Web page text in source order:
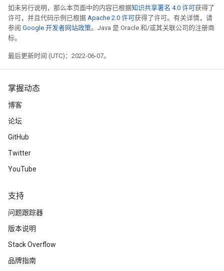
如未另行说明，那么本页面中的内容已根据知识共享署名 4.0 许可获得了
许可，并且代码示例已根据 Apache 2.0 许可获得了许可。有关详情，请
参阅 Google 开发者网站政策。Java 是 Oracle 和/或其关联公司的注册商
标。
最后更新时间 (UTC)：2022-06-07。
掌握动态
博客
论坛
GitHub
Twitter
YouTube
支持
问题跟踪器
版本说明
Stack Overflow
品牌指南